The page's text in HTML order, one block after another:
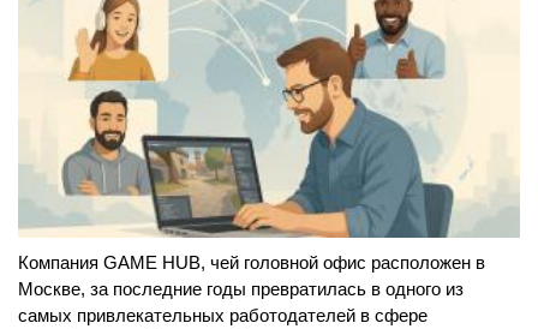
Компания GAME HUB, чей головной офис расположен в
Москве, за последние годы превратилась в одного из
самых привлекательных работодателей в сфере